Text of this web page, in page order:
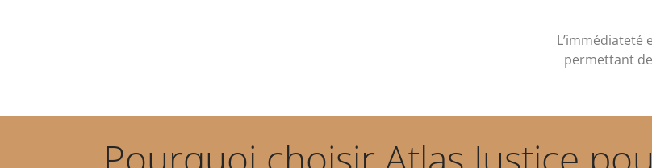
permettant